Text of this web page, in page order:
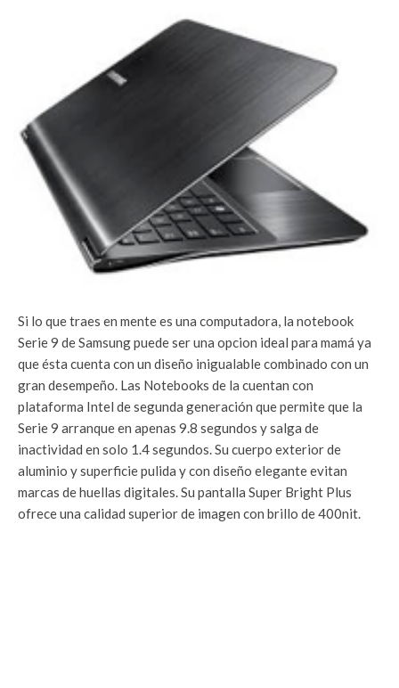
Si lo que traes en mente es una computadora, la notebook
Serie 9 de Samsung puede ser una opcion ideal para mamá ya
que ésta cuenta con un diseño inigualable combinado con un
gran desempeño. Las Notebooks de la cuentan con
plataforma Intel de segunda generación que permite que la
Serie 9 arranque en apenas 9.8 segundos y salga de
inactividad en solo 1.4 segundos. Su cuerpo exterior de
aluminio y superficie pulida y con diseño elegante evitan
marcas de huellas digitales. Su pantalla Super Bright Plus
ofrece una calidad superior de imagen con brillo de 400nit.